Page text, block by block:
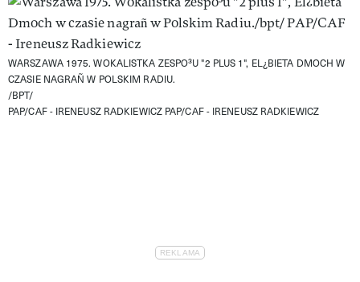
WARSZAWA 1975. WOKALISTKA ZESPO³U "2 PLUS 1", EL¿BIETA DMOCH W
CZASIE NAGRAÑ W POLSKIM RADIU.
/BPT/
PAP/CAF - IRENEUSZ RADKIEWICZ PAP/CAF - IRENEUSZ RADKIEWICZ